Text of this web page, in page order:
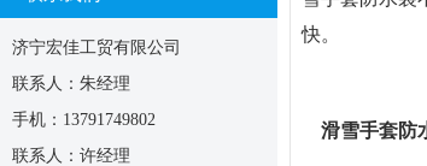
济宁宏佳工贸有限公司
联系人：朱经理
手机：13791749802
联系人：许经理
快。
滑雪手套防